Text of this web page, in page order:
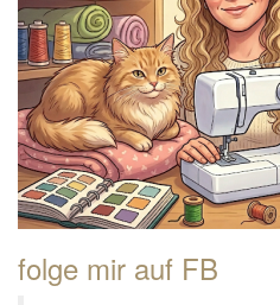
folge mir auf FB